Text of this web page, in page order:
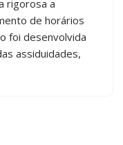
rigorosa a
de horários
foi desenvolvida
assiduidades,